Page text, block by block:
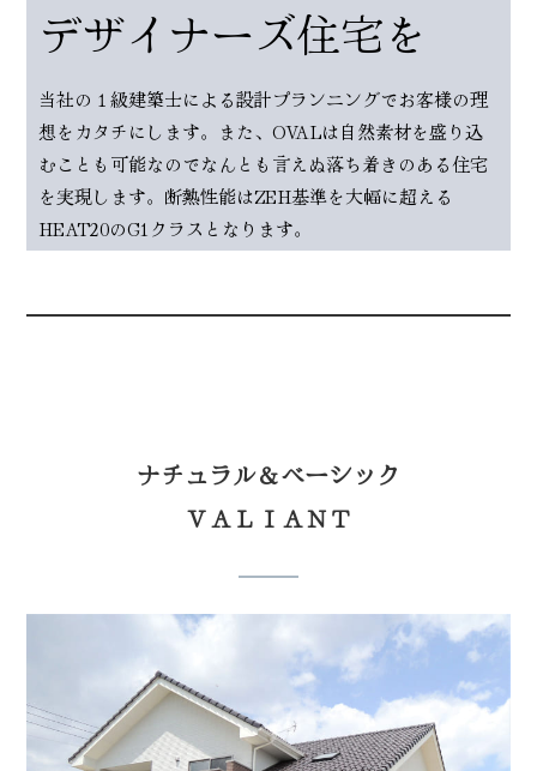
デザイナーズ住宅を
当社の１級建築士による設計プランニングでお客様の理
想をカタチにします。また、OVALは自然素材を盛り込
むことも可能なのでなんとも言えぬ落ち着きのある住宅
を実現します。断熱性能はZEH基準を大幅に超える
HEAT20のG1クラスとなります。
ナチュラル＆ベーシック
ＶＡＬＩＡＮＴ